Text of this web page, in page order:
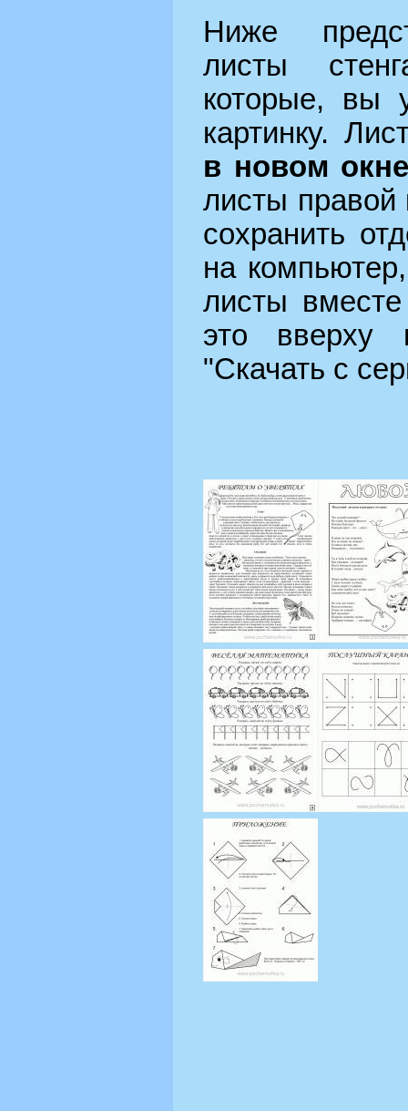
Ниже
листы
которые, вы
картинку.
в новом
листы
сохранить
на
листы
это вверху
"Скачать с